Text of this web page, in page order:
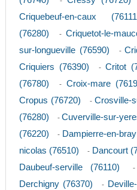
Criquebeuf-en-caux
(76280)
- Criquetot-le-
sur-longueville (76590)
-
Criquiers (76390) - Critot
(76780)
- Croix-mare
Cropus (76720) -Crosville-
(76280)
-Cuverville-sur-
(76220)
- Dampierre-en-
nicolas (76510)
- Dancourt
Daubeuf-serville (76110)
Derchigny (76370) -